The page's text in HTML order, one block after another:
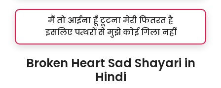
मैं तो आईना हूँ टूटना मेरी फितरत है
इसलिए पत्थरों से मुझे कोई गिला नहीं
Broken Heart Sad Shayari in
Hindi